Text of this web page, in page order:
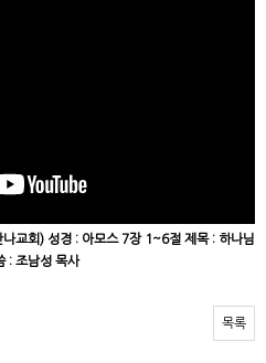
교회) 성경 : 아모스 7장 1~6절 제목 : 하나님
: 조남성 목사
목록